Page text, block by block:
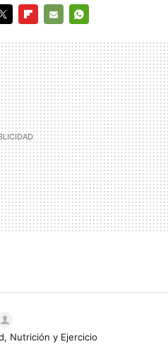
MAIL
Nutrición y Ejercicio